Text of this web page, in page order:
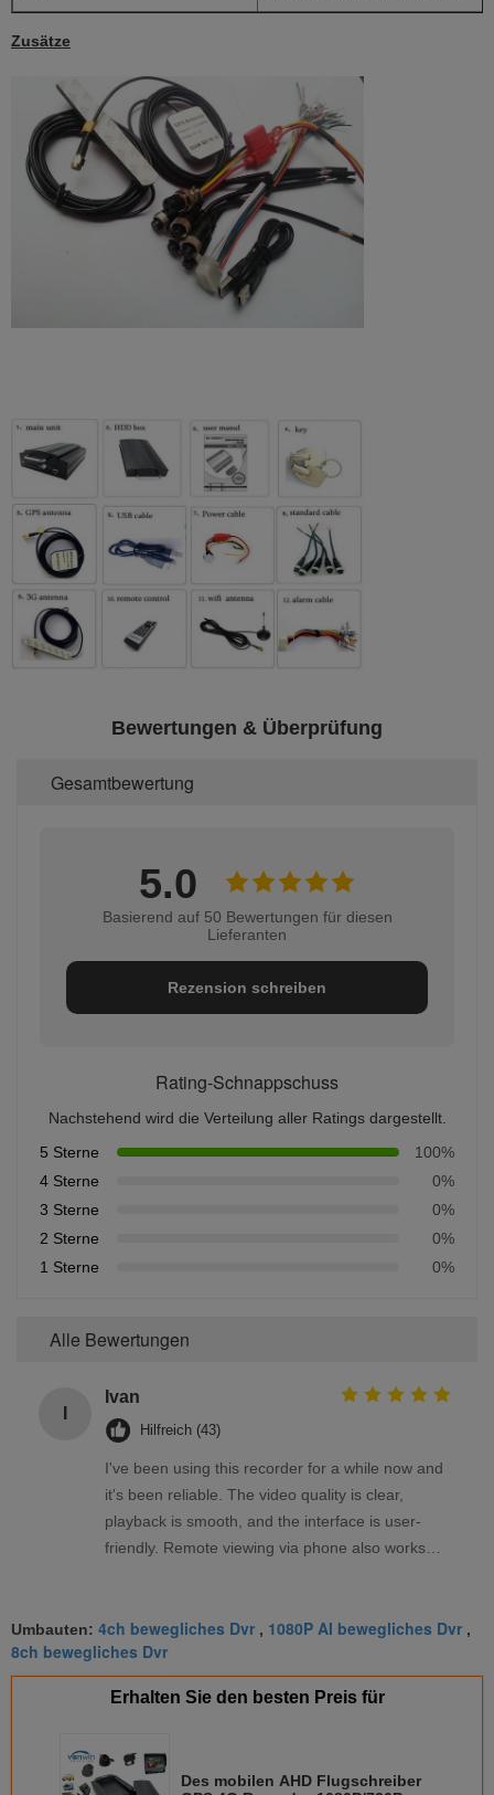
Zusätze
Bewertungen & Überprüfung
Gesamtbewertung
5.0
Basierend auf 50 Bewertungen für diesen
Lieferanten
Rezension schreiben
Rating-Schnappschuss
Nachstehend wird die Verteilung aller Ratings dargestellt.
5 Sterne
100%
4 Sterne
0%
3 Sterne
0%
2 Sterne
0%
1 Sterne
0%
Alle Bewertungen
Ivan
Hilfreich (43)
I've been using this recorder for a while now and
it's been reliable. The video quality is clear,
playback is smooth, and the interface is user-
friendly. Remote viewing via phone also works
Umbauten: 4ch bewegliches Dvr , 1080P AI bewegliches Dvr ,
8ch bewegliches Dvr
Erhalten Sie den besten Preis für
Des mobilen AHD Flugschreiber